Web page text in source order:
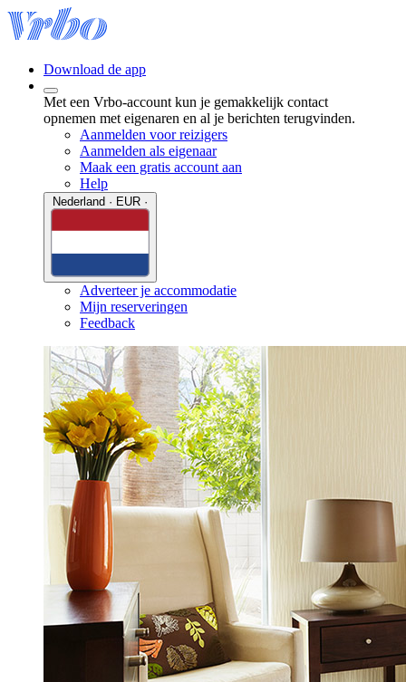
Download de app
Met een Vrbo-account kun je gemakkelijk contact
opnemen met eigenaren en al je berichten terugvinden.
Aanmelden voor reizigers
Aanmelden als eigenaar
Maak een gratis account aan
Help
Adverteer je accommodatie
Mijn reserveringen
Feedback